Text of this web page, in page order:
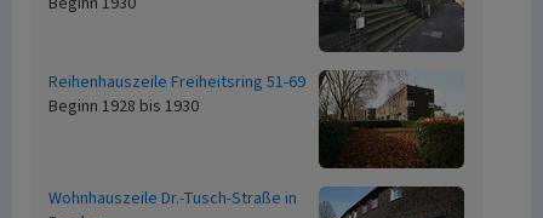
Reihenhauszeile Freiheitsring 51-69
Beginn 1928 bis 1930
Wohnhauszeile Dr.-Tusch-Straße in